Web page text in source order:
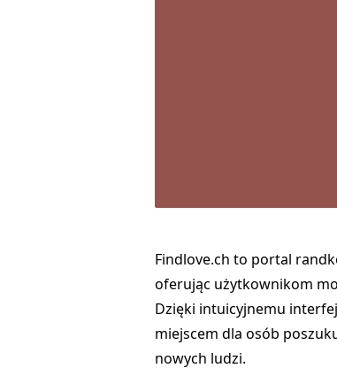
Findlove.ch to portal
oferując użytkownikom
Dzięki intuicyjnemu
miejscem dla osób
nowych ludzi.